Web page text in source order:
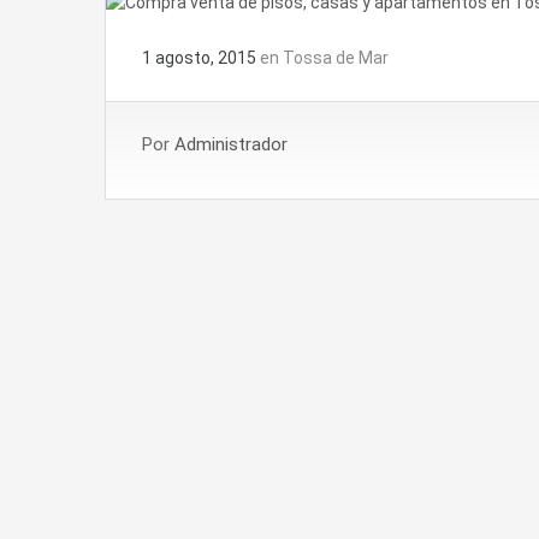
1 agosto, 2015 en Tossa de Mar
Por Administrador